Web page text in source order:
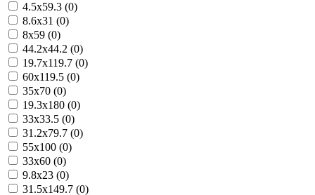
4.5x59.3 (0)
8.6x31 (0)
8x59 (0)
44.2x44.2 (0)
19.7x119.7 (0)
60x119.5 (0)
35x70 (0)
19.3x180 (0)
33x33.5 (0)
31.2x79.7 (0)
55x100 (0)
33x60 (0)
9.8x23 (0)
31.5x149.7 (0)